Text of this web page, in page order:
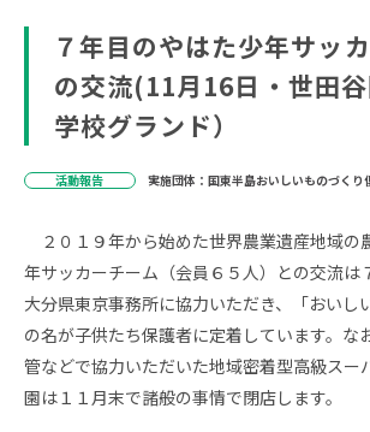
７年目のやはた少年サッ
の交流(11月16日・世田
学校グランド）
活動報告 実施団体：国東半島おいしいものづくり
２０１９年から始めた世界農業遺産地域の
年サッカーチーム（会員６５人）との交流は
大分県東京事務所に協力いただき、「おいし
の名が子供たち保護者に定着しています。な
管などで協力いただいた地域密着型高級スー
園は１１月末で諸般の事情で閉店します。